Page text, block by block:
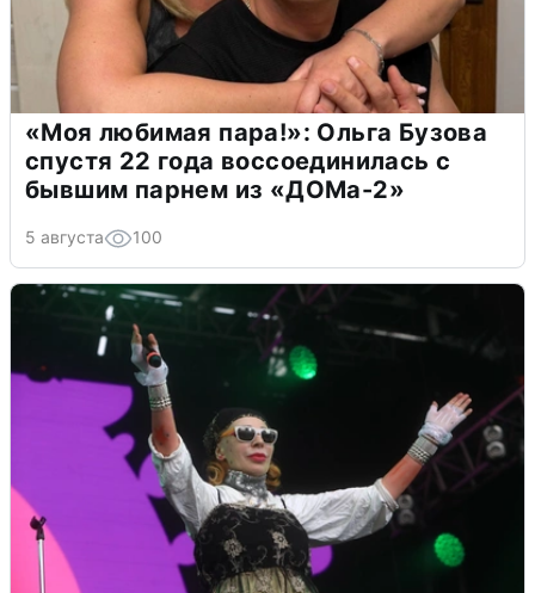
«Моя любимая пара!»: Ольга Бузова
спустя 22 года воссоединилась с
бывшим парнем из «ДОМа-2»
5 августа 100